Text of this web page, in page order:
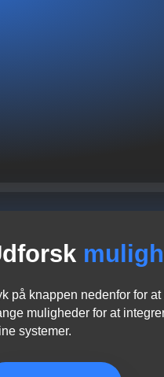
på knappen nedenfor for
muligheder for at
systemer.